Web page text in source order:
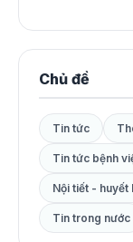
Chủ đề
Tin tức
Tin tức bệnh
Nội tiết - huyết
Tin trong nước